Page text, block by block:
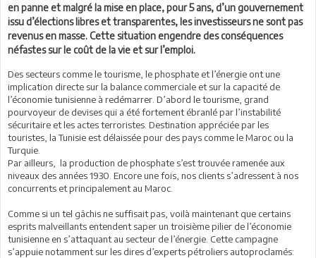
en panne et malgré la mise en place, pour 5 ans, d’un gouvernement
issu d’élections libres et transparentes, les investisseurs ne sont pas
revenus en masse. Cette situation engendre des conséquences
néfastes sur le coût de la vie et sur l’emploi.
Des secteurs comme le tourisme, le phosphate et l’énergie ont une
implication directe sur la balance commerciale et sur la capacité de
l’économie tunisienne à redémarrer. D’abord le tourisme, grand
pourvoyeur de devises qui a été fortement ébranlé par l’instabilité
sécuritaire et les actes terroristes. Destination appréciée par les
touristes, la Tunisie est délaissée pour des pays comme le Maroc ou la
Turquie.
Par ailleurs, la production de phosphate s’est trouvée ramenée aux
niveaux des années 1930. Encore une fois, nos clients s’adressent à nos
concurrents et principalement au Maroc.
Comme si un tel gâchis ne suffisait pas, voilà maintenant que certains
esprits malveillants entendent saper un troisième pilier de l’économie
tunisienne en s’attaquant au secteur de l’énergie. Cette campagne
s’appuie notamment sur les dires d’experts pétroliers autoproclamés: